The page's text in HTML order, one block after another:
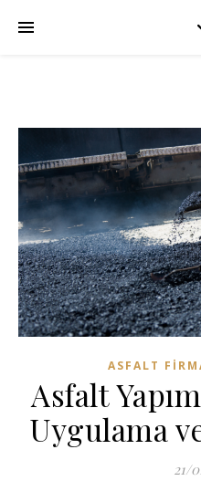
ASFALT
Asfalt
Uygulama
21/